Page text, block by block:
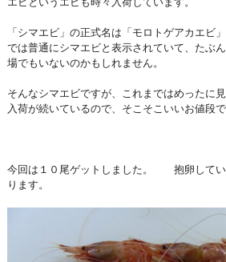
「シマエビ」の正式名は「モロトゲアカエビ
では普通にシマエビと表示されていて、たぶ
場でもいないのかもしれません。
そんなシマエビですが、これまではめったに
入荷が続いているので、そこそこいいお値段
今回は１０尾ゲットしました。 抱卵してい
ります。